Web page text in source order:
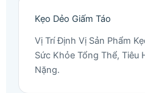
Kẹo Dẻo Giấm Táo
Vị Trí Định Vị Sản Phẩm
Sức Khỏe Tổng Thể, Tiêu
Nặng.